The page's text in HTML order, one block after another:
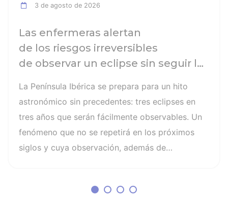
3 de agosto de 2026
Las enfermeras alertan
de los riesgos irreversibles
de observar un eclipse sin seguir las
solar es el mayor de los peligros
La Península Ibérica se prepara para un hito
astronómico sin precedentes: tres eclipses en
tres años que serán fácilmente observables. Un
fenómeno que no se repetirá en los próximos
siglos y cuya observación, además de
insuperable y una lesión irreversible. El mayor